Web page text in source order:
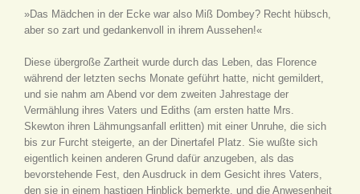
»Das Mädchen in der Ecke war also Miß Dombey? Recht hübsch,
aber so zart und gedankenvoll in ihrem Aussehen!«
Diese übergroße Zartheit wurde durch das Leben, das Florence
während der letzten sechs Monate geführt hatte, nicht gemildert,
und sie nahm am Abend vor dem zweiten Jahrestage der
Vermählung ihres Vaters und Ediths (am ersten hatte Mrs.
Skewton ihren Lähmungsanfall erlitten) mit einer Unruhe, die sich
bis zur Furcht steigerte, an der Dinertafel Platz. Sie wußte sich
eigentlich keinen anderen Grund dafür anzugeben, als das
bevorstehende Fest, den Ausdruck in dem Gesicht ihres Vaters,
den sie in einem hastigen Hinblick bemerkte, und die Anwesenheit